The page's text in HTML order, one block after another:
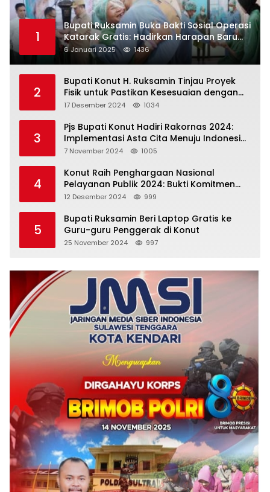
1
Bupati Ruksamin Buka Bakti Sosial Operasi
Katarak Gratis: Hadirkan Harapan Baru
bagi Masyarakat Konut
6 Januari 2025 1436
2
Bupati Konut H. Ruksamin Tinjau Proyek
Fisik untuk Pastikan Kesesuaian dengan
Perencanaan
17 Desember 2024 1034
3
Pjs Bupati Konut Hadiri Rakornas 2024:
Implementasi Asta Cita Menuju Indonesia
Emas
7 November 2024 1005
4
Konut Raih Penghargaan Nasional
Pelayanan Publik 2024: Bukti Komitmen
Menuju Pelayanan Prima
12 Desember 2024 999
5
Bupati Ruksamin Beri Laptop Gratis ke
Guru-guru Penggerak di Konut
25 November 2024 997